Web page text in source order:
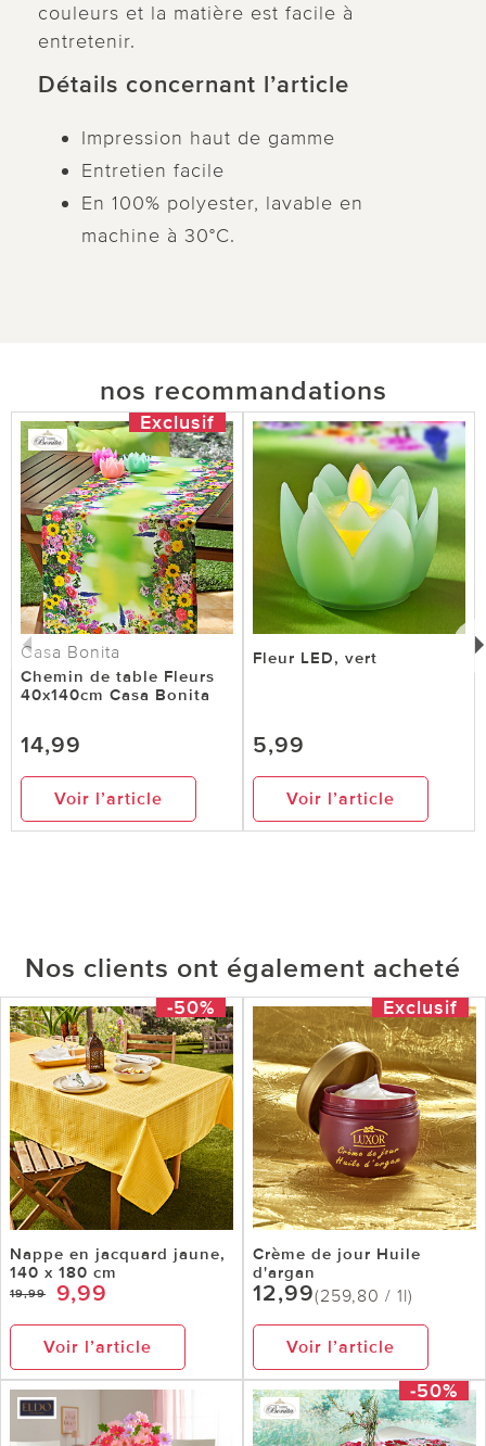
couleurs et la matière est facile à
entretenir.
Détails concernant l’article
Impression haut de gamme
Entretien facile
En 100% polyester, lavable en
machine à 30°C.
nos recommandations
Exclusif
Casa Bonita
Chemin de table Fleurs
40x140cm Casa Bonita
14,99
Voir l’article
Fleur LED, vert
5,99
Voir l’article
Nos clients ont également acheté
-50%
Nappe en jacquard jaune,
140 x 180 cm
19,99 9,99
Voir l’article
Exclusif
Crème de jour Huile
d'argan
12,99(259,80 / 1l)
Voir l’article
-50%